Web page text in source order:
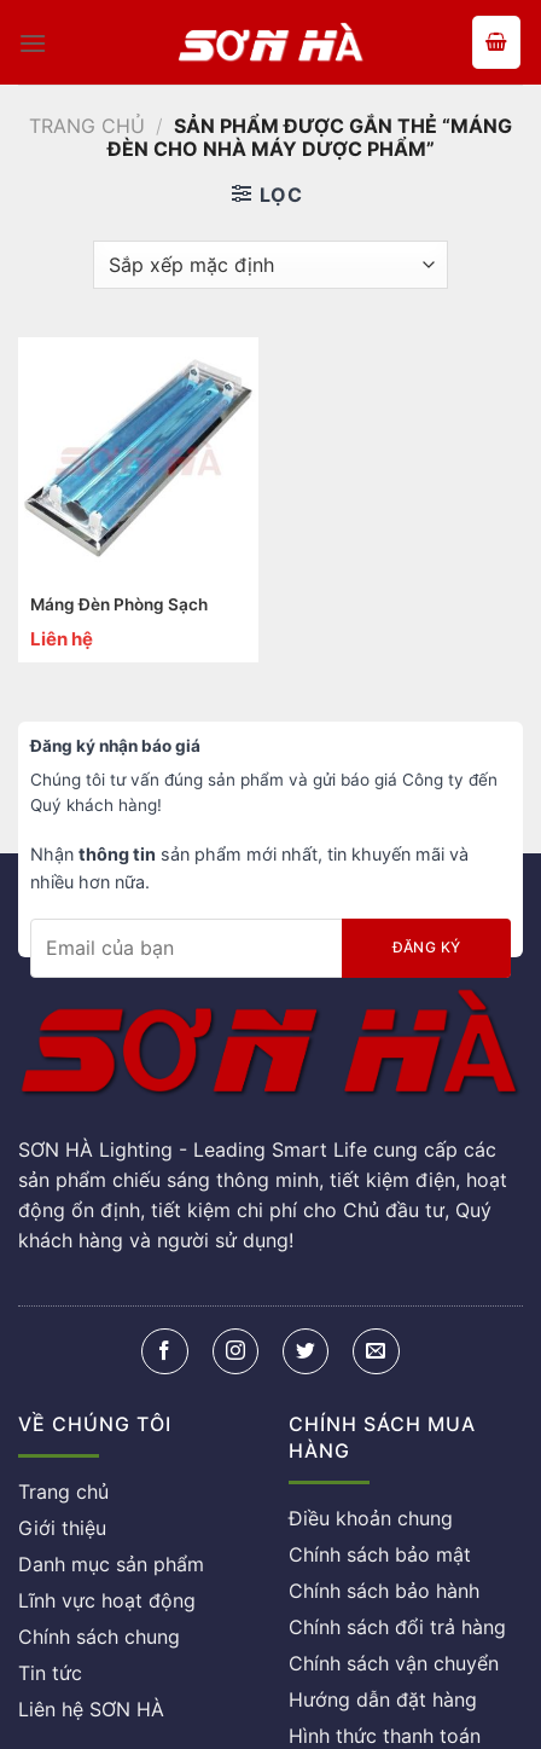
qua
TRANG CHỦ / SẢN PHẨM ĐƯỢC GẮN THẺ “MÁNG
ĐÈN CHO NHÀ MÁY DƯỢC PHẨM”
LỌC
Máng Đèn Phòng Sạch
Liên hệ
Đăng ký nhận báo giá
Chúng tôi tư vấn đúng sản phẩm và gửi báo giá Công ty đến
Quý khách hàng!
Nhận thông tin sản phẩm mới nhất, tin khuyến mãi và
nhiều hơn nữa.
SƠN HÀ Lighting - Leading Smart Life cung cấp các
sản phẩm chiếu sáng thông minh, tiết kiệm điện, hoạt
động ổn định, tiết kiệm chi phí cho Chủ đầu tư, Quý
khách hàng và người sử dụng!
VỀ CHÚNG TÔI
Trang chủ
Giới thiệu
Danh mục sản phẩm
Lĩnh vực hoạt động
Chính sách chung
Tin tức
Liên hệ SƠN HÀ
CHÍNH SÁCH MUA
HÀNG
Điều khoản chung
Chính sách bảo mật
Chính sách bảo hành
Chính sách đổi trả hàng
Chính sách vận chuyển
Hướng dẫn đặt hàng
Hình thức thanh toán